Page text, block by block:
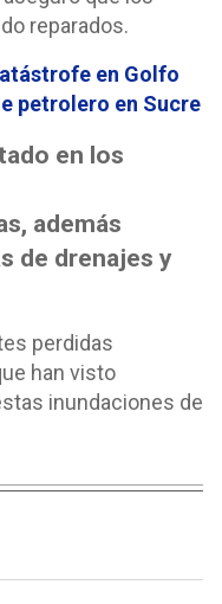
reparados.
en Golfo
petrolero en Sucre
en los
además
de drenajes y
perdidas
han visto
inundaciones de